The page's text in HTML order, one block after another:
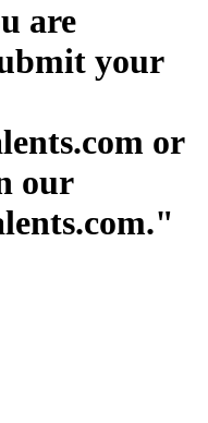
are
your
or
our